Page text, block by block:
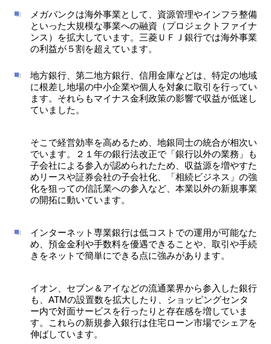
メガバンクは海外事業として、資源管理やインフラ整備
といった大規模な事業への融資（プロジェクトファイナ
ンス）を拡大しています。三菱ＵＦＪ銀行では海外事業
の利益が５割を超えています。
地方銀行、第二地方銀行、信用金庫などは、特定の地域
に根差し地場の中小企業や個人を対象に取引を行ってい
ます。それらもマイナス金利政策の影響で収益が低迷し
ていました。
そこで経営効率を高めるため、地銀同士の統合が相次い
でいます。２１年の銀行法改正で「銀行以外の業務」も
子会社による参入が認められたため、収益源を増やすた
めリースや証券会社の子会社化、「相続ビジネス」の強
化を狙っての信託業への参入など、本業以外の新規事業
の開拓に動いています。
インターネット専業銀行は低コストでの運用が可能なた
め、預金金利や手数料を優遇できることや、取引や手続
きをネットで簡単にできる点に強みがあります。
イオン、セブン＆アイなどの流通業界から参入した銀行
も、ATMの設置数を拡大したり、ショッピングセンタ
ー内で対面サービスを行ったりと存在感を増していま
す。これらの新規参入銀行は住宅ローン市場でシェアを
伸ばしています。